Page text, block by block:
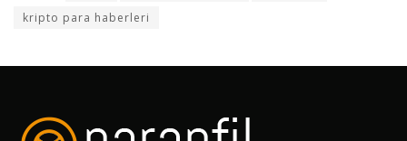
kripto para haberleri